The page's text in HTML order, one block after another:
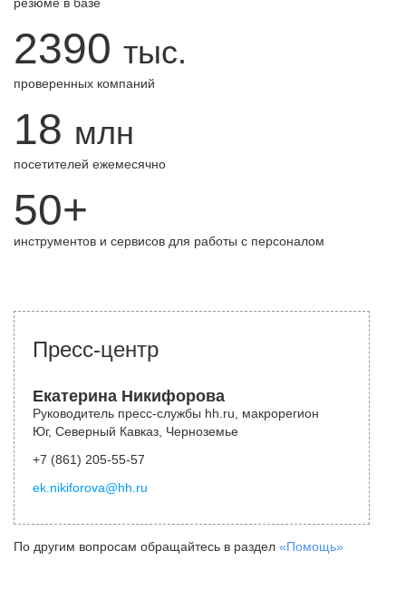
2390 тыс.
проверенных компаний
18 млн
посетителей ежемесячно
50+
инструментов и сервисов для работы с персоналом
Пресс-центр
Екатерина Никифорова
Руководитель пресс-службы hh.ru, макрорегион
Юг, Северный Кавказ, Черноземье
+7 (861) 205-55-57
ek.nikiforova@hh.ru
По другим вопросам обращайтесь в раздел «Помощь»